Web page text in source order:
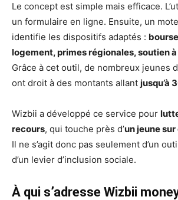
Le concept est simple mais efficace.
un formulaire en ligne. Ensuite, un
identifie les dispositifs adaptés :
logement, primes régionales, soutien
Grâce à cet outil, de nombreux jeunes
ont droit à des montants allant jusqu’à
Wizbii a développé ce service pour
recours, qui touche près d’un jeune sur
Il ne s’agit donc pas seulement d’un
d’un levier d’inclusion sociale.
À qui s’adresse Wizbii